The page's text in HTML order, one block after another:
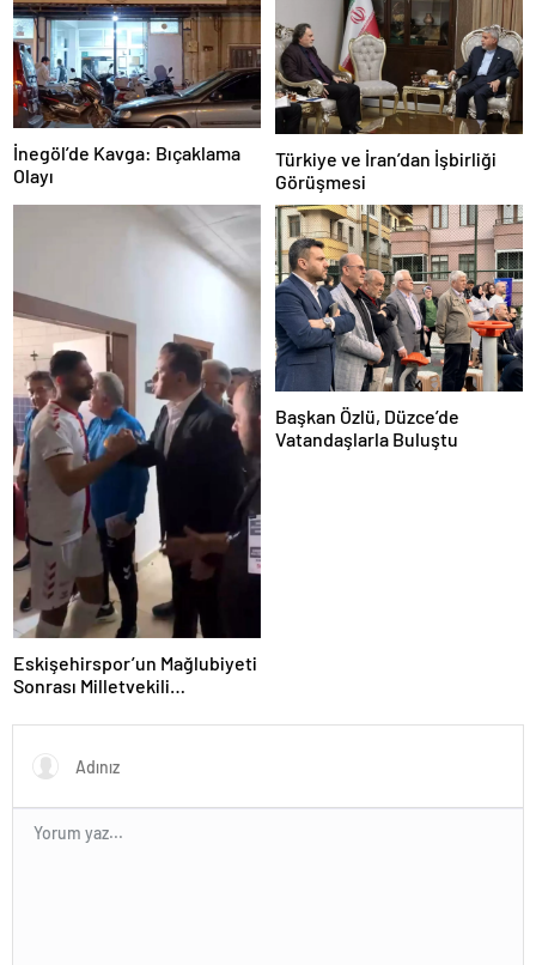
İnegöl’de Kavga: Bıçaklama
Olayı
Türkiye ve İran’dan İşbirliği
Görüşmesi
Eskişehirspor’un Mağlubiyeti
Sonrası Milletvekili
Başkan Özlü, Düzce’de
Vatandaşlarla Buluştu